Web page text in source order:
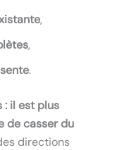
,
,
.
: il est plus
de casser du
directions